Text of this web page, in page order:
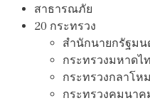
สาธารณภัย
20 กระทรวง
สํานักนายกรัฐมน
กระทรวงมหาดไ
กระทรวงกลาโหม
กระทรวงคมนาค